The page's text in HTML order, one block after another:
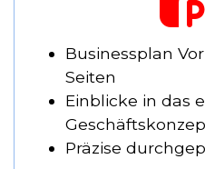
Businessplan
Seiten
Einblicke in das
Präzise